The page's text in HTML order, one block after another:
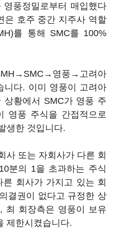
풍정밀로부터 매입했다
은 호주 중간 지주사 역할
를 통해 SMC를 100%
영풍→고려아
니다. 이미 영풍이 고려아
황에서 SMC가 영풍 주
영풍 주식을 간접적으로
생한 것입니다.
사 또는 자회사가 다른 회
분의 1을 초과하는 주식
회사가 가지고 있는 회
결권이 없다고 규정한 상
최 회장측은 영풍이 보유
제한시켰습니다.